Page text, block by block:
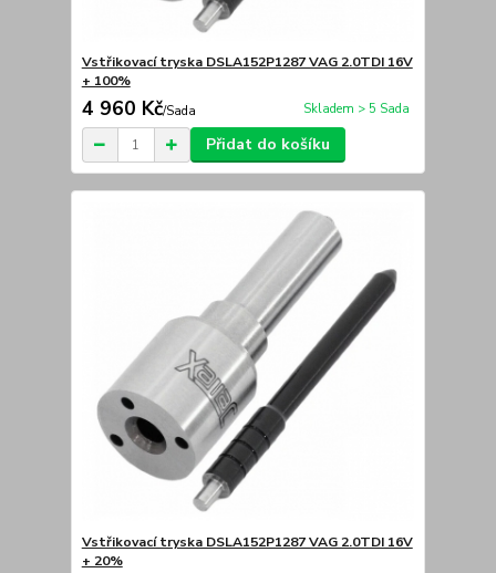
Vstřikovací tryska DSLA152P1287 VAG 2.0TDI 16V
+ 100%
4 960 Kč/Sada Skladem > 5 Sada
Přidat do košíku
Vstřikovací tryska DSLA152P1287 VAG 2.0TDI 16V
+ 20%